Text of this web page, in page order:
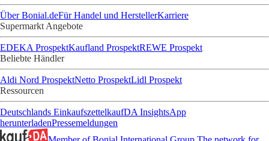
Über Bonial.deFür Handel und HerstellerKarriere
Supermarkt Angebote
EDEKA ProspektKaufland ProspektREWE Prospekt
Beliebte Händler
Aldi Nord ProspektNetto ProspektLidl Prospekt
Ressourcen
Deutschlands EinkaufszettelkaufDA InsightsApp
herunterladenPressemeldungen